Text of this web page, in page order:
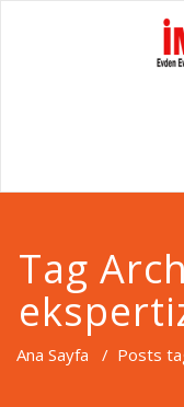
Tag
Ana Sayfa / Posts